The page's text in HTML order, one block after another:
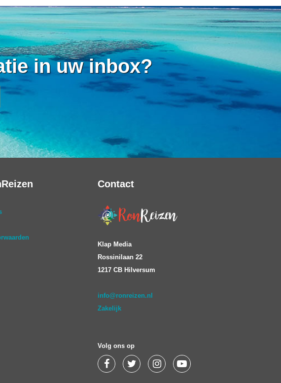
in uw inbox?
Contact
Klap Media
Rossinilaan 22
1217 CB Hilversum
info@ronreizen.nl
Zakelijk
Volg ons op